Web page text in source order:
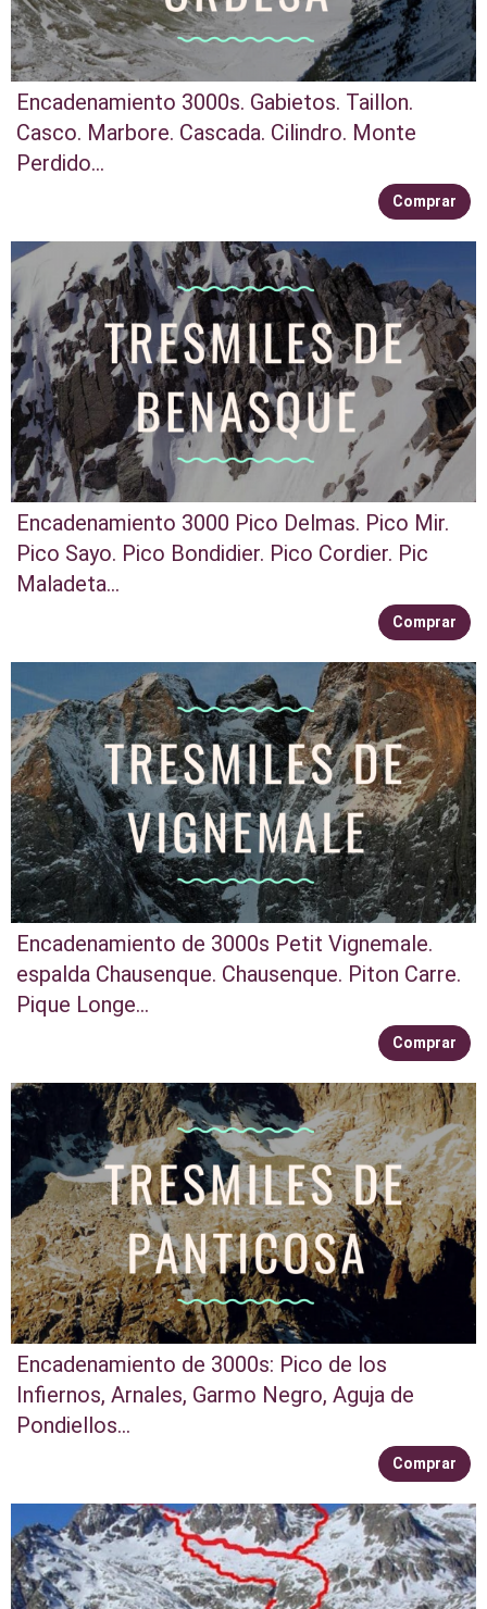
Encadenamiento 3000s. Gabietos. Taillon.
Casco. Marbore. Cascada. Cilindro. Monte
Perdido...
Comprar
Encadenamiento 3000 Pico Delmas. Pico Mir.
Pico Sayo. Pico Bondidier. Pico Cordier. Pic
Maladeta...
Comprar
Encadenamiento de 3000s Petit Vignemale.
espalda Chausenque. Chausenque. Piton Carre.
Pique Longe...
Comprar
Encadenamiento de 3000s: Pico de los
Infiernos, Arnales, Garmo Negro, Aguja de
Pondiellos...
Comprar